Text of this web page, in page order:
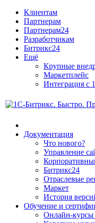
Клиентам
Партнерам
Партнерам24
Разработчикам
Битрикс24
Ещё
Крупные
Маркетплейс
Интеграция с
Документация
Что нового?
Управление
Битрикс24
Отраслевые
Маркет
История
Обучение и
Онлайн-курсы